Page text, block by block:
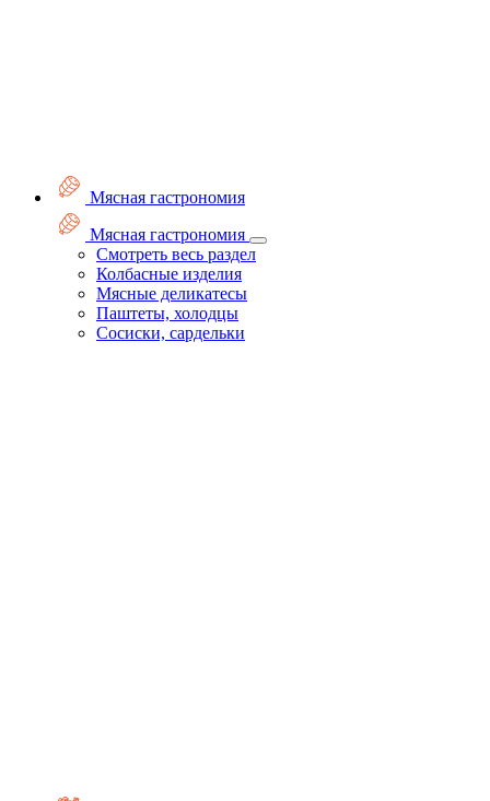
Мясная гастрономия
Мясная гастрономия
Смотреть весь раздел
Колбасные изделия
Мясные деликатесы
Паштеты, холодцы
Сосиски, сардельки